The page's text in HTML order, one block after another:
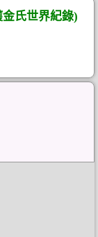
氏世界紀錄)